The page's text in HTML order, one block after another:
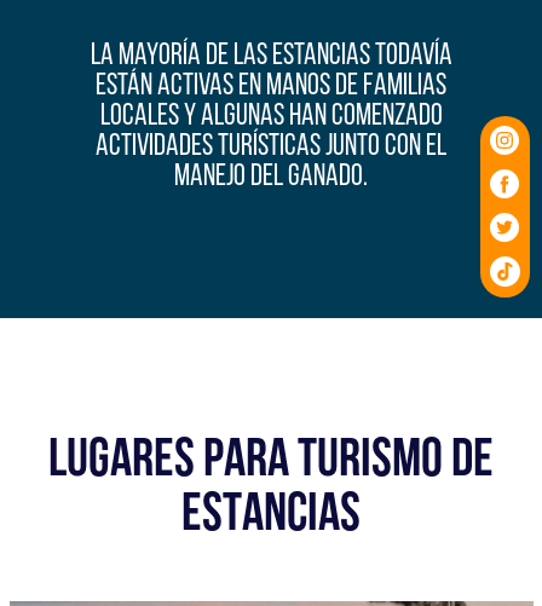
La mayoría de las Estancias todavía
están activas en manos de familias
locales y algunas han comenzado
actividades turísticas junto con el
manejo del ganado.
LUGARES PARA TURISMO DE
ESTANCIAS